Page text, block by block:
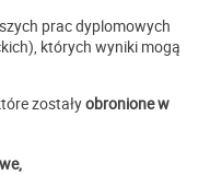
prac dyplomowych
których wyniki mogą
zostałyobronione w